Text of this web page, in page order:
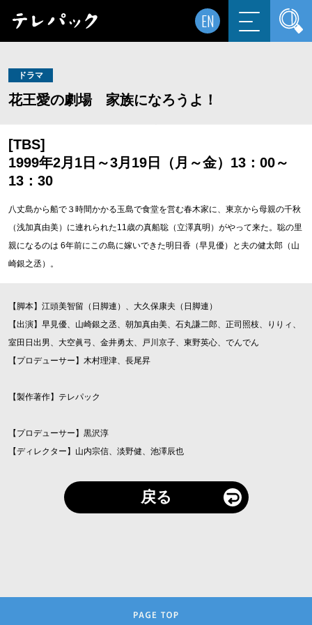
EN
ドラマ
花王愛の劇場 家族になろうよ！
[TBS]
1999年2月1日～3月19日（月～金）13：00～
13：30
八丈島から船で３時間かかる玉島で食堂を営む春木家に、東京から母親の千秋
（浅加真由美）に連れられた11歳の真船聡（立澤真明）がやって来た。聡の里
親になるのは 6年前にこの島に嫁いできた明日香（早見優）と夫の健太郎（山
崎銀之丞）。
【脚本】江頭美智留（日脚連）、大久保康夫（日脚連）
【出演】早見優、山崎銀之丞、朝加真由美、石丸謙二郎、正司照枝、りりィ、
室田日出男、大空眞弓、金井勇太、戸川京子、東野英心、でんでん
【プロデューサー】木村理津、長尾昇
【製作著作】テレパック
【プロデューサー】黒沢淳
【ディレクター】山内宗信、淡野健、池澤辰也
戻る